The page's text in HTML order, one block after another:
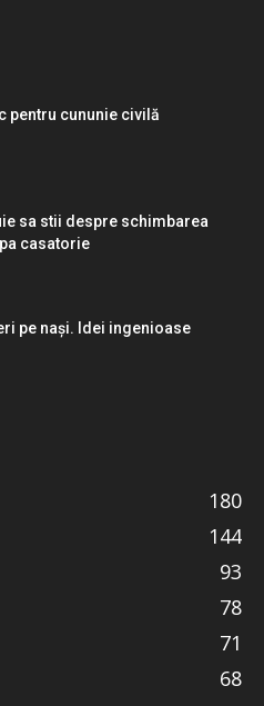
pentru cununie civilă
sa stii despre schimbarea
casatorie
pe nași. Idei ingenioase
180
144
93
78
71
68